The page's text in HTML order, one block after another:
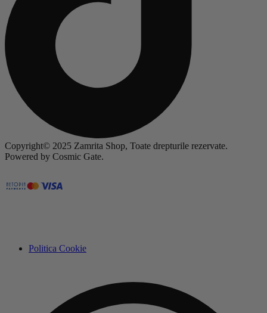
Copyright© 2025 Zamrita Shop, Toate drepturile rezervate.
Powered by Cosmic Gate.
Politica Cookie